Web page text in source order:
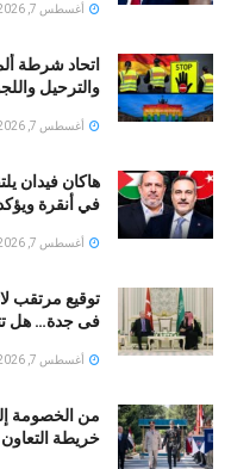
أغسطس 7, 2026
اتحاد شرطة
والترحيل
أغسطس 7, 2026
هاكان فيدان
في أنقرة
أغسطس 7, 2026
توقيع مرتقب
فى جدة… هل
أغسطس 7, 2026
من الخصومة
خريطة